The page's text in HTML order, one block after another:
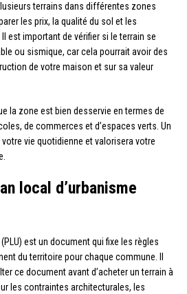
terrains dans différentes zones
les prix, la qualité du sol et les
est important de vérifier si le terrain se
ou sismique, car cela pourrait avoir des
de votre maison et sur sa valeur
la zone est bien desservie en termes de
de commerces et d’espaces verts. Un
vie quotidienne et valorisera votre
local d’urbanisme
(PLU) est un document qui fixe les règles
du territoire pour chaque commune. Il
ce document avant d’acheter un terrain à
les contraintes architecturales, les